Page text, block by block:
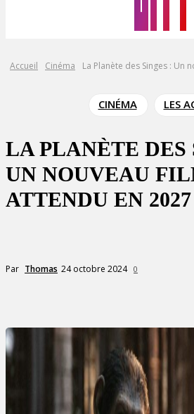
Accueil Cinéma La Planète des Singes : Un
CINÉMA LES
LA PLANÈTE DES
UN NOUVEAU
ATTENDU EN 2027
Par Thomas 24 octobre 2024 0